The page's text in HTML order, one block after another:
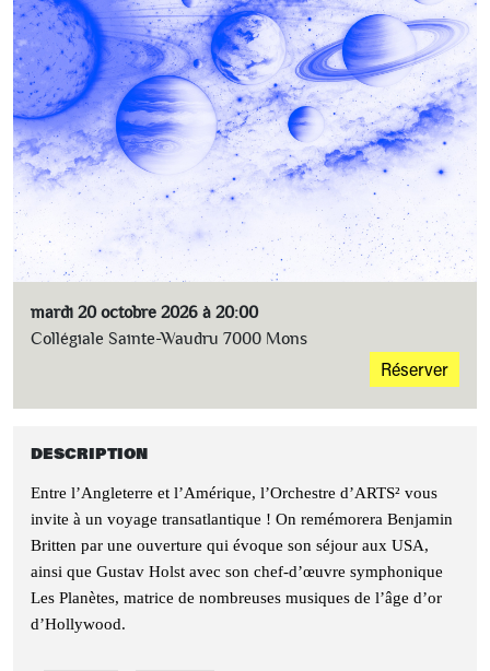
mardi 20 octobre 2026 à 20:00
Collégiale Sainte-Waudru 7000 Mons
Réserver
DESCRIPTION
Entre l’Angleterre et l’Amérique, l’Orchestre d’ARTS² vous
invite à un voyage transatlantique ! On remémorera Benjamin
Britten par une ouverture qui évoque son séjour aux USA,
ainsi que Gustav Holst avec son chef-d’œuvre symphonique
Les Planètes, matrice de nombreuses musiques de l’âge d’or
d’Hollywood.